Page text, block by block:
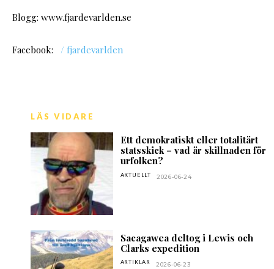
Blogg: www.fjardevarlden.se
Facebook: / fjardevarlden
LÄS VIDARE
Ett demokratiskt eller totalitärt
statsskick – vad är skillnaden för
urfolken?
AKTUELLT 2026-06-24
Sacagawea deltog i Lewis och
Clarks expedition
ARTIKLAR 2026-06-23